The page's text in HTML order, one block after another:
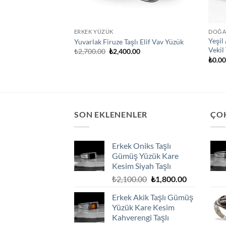
ERKEK YÜZÜK
Yuvarlak Firuze Taşlı Elif Vav Yüzük
₺2,700.00 Orijinal
fiyat:
₺2,400.00Şu
Yeşil
Vekil
₺0.00
SON EKLENENLER
Erkek Oniks Taşlı
Gümüş Yüzük Kare
Kesim Siyah Taşlı
₺2,100.00 Orijinal
₺2,100.00.
₺1,800.00Şu
fiyat:
₺1,800.00.
Erkek Akik Taşlı Gümüş
Yüzük Kare Kesim
Kahverengi Taşlı